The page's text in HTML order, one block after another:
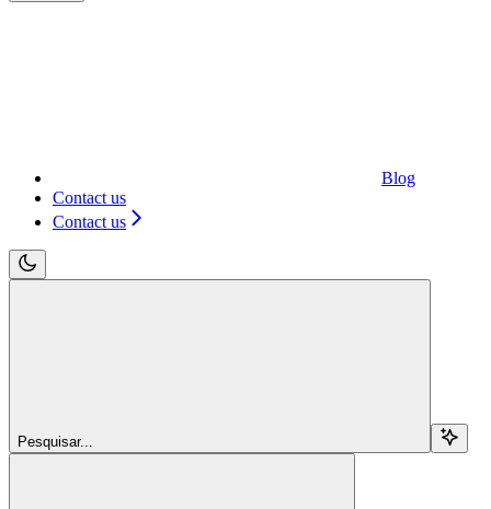
Blog
Contact us
Contact us
Pesquisar...